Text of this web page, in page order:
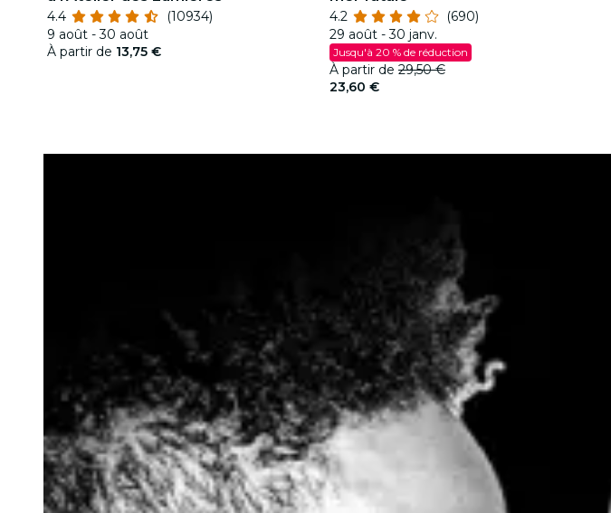
4.4
(10934)
9 août - 30 août
À partir de 13,75 €
4.2
(690)
29 août - 30 janv.
Jusqu'à 20 % de réduction
À partir de 29,50 €
23,60 €